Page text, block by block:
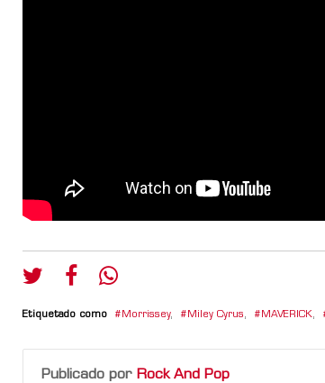
Etiquetado como Morrissey, Miley Cyrus, MAVERICK,
Publicado por Rock And Pop